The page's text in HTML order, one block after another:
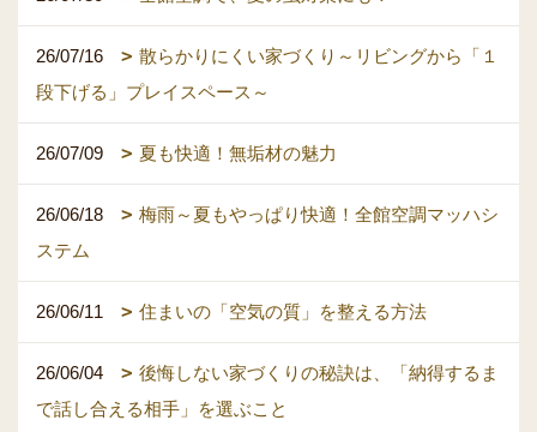
26/07/16
散らかりにくい家づくり～リビングから「１
段下げる」プレイスペース～
26/07/09 夏も快適！無垢材の魅力
26/06/18
梅雨～夏もやっぱり快適！全館空調マッハシ
ステム
26/06/11 住まいの「空気の質」を整える方法
26/06/04
後悔しない家づくりの秘訣は、「納得するま
で話し合える相手」を選ぶこと